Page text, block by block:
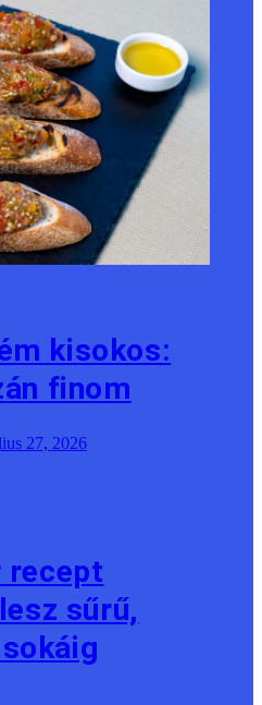
kisokos:
finom
27, 2026
recept
sűrű,